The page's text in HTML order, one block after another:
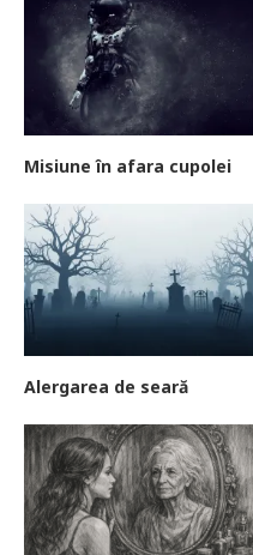
Misiune în afara cupolei
Alergarea de seară